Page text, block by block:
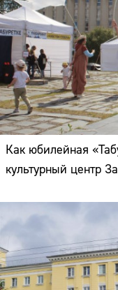
Как юбилейная
культурный центр